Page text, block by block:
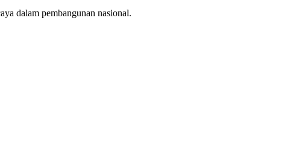
dalam pembangunan nasional.